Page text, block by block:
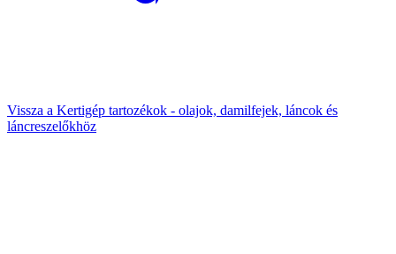
Vissza a Kertigép tartozékok - olajok, damilfejek, láncok és
láncreszelőkhöz